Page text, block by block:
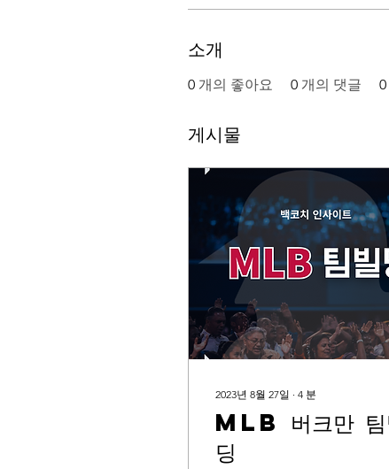
소개
0 개의 좋아요 0 개의 댓글 0
게시물
2023년 8월 27일 ∙ 4 분
MLB 버크만 팀
딩